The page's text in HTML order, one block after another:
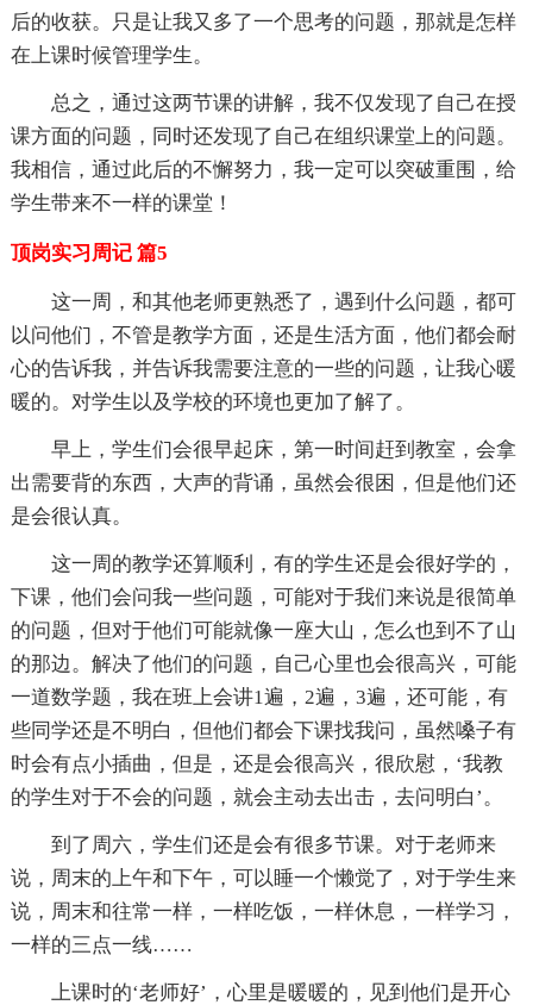
后的收获。只是让我又多了一个思考的问题，那就是怎样
在上课时候管理学生。
总之，通过这两节课的讲解，我不仅发现了自己在授
课方面的问题，同时还发现了自己在组织课堂上的问题。
我相信，通过此后的不懈努力，我一定可以突破重围，给
学生带来不一样的课堂！
顶岗实习周记 篇5
这一周，和其他老师更熟悉了，遇到什么问题，都可
以问他们，不管是教学方面，还是生活方面，他们都会耐
心的告诉我，并告诉我需要注意的一些的问题，让我心暖
暖的。对学生以及学校的环境也更加了解了。
早上，学生们会很早起床，第一时间赶到教室，会拿
出需要背的东西，大声的背诵，虽然会很困，但是他们还
是会很认真。
这一周的教学还算顺利，有的学生还是会很好学的，
下课，他们会问我一些问题，可能对于我们来说是很简单
的问题，但对于他们可能就像一座大山，怎么也到不了山
的那边。解决了他们的问题，自己心里也会很高兴，可能
一道数学题，我在班上会讲1遍，2遍，3遍，还可能，有
些同学还是不明白，但他们都会下课找我问，虽然嗓子有
时会有点小插曲，但是，还是会很高兴，很欣慰，‘我教
的学生对于不会的问题，就会主动去出击，去问明白’。
到了周六，学生们还是会有很多节课。对于老师来
说，周末的上午和下午，可以睡一个懒觉了，对于学生来
说，周末和往常一样，一样吃饭，一样休息，一样学习，
一样的三点一线……
上课时的‘老师好’，心里是暖暖的，见到他们是开心